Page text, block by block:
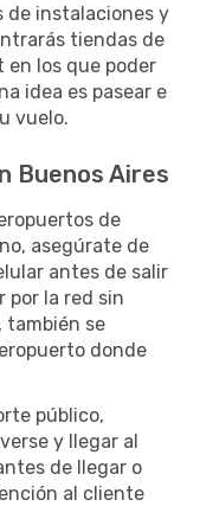
de instalaciones y
tiendas de
los que poder
idea es pasear e
vuelo.
Buenos Aires
de
asegúrate de
antes de salir
por la red sin
también se
donde
público,
y llegar al
de llegar o
al cliente